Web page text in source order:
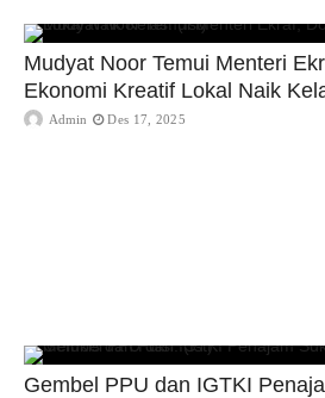
Mudyat Noor Temui Menteri
Ekonomi Kreatif Lokal Naik
Admin Des 17, 2025
Gembel PPU dan IGTKI